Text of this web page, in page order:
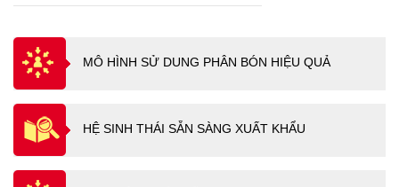
MÔ HÌNH SỬ DUNG PHÂN BÓN HIỆU QUẢ
HỆ SINH THÁI SẴN SÀNG XUẤT KHẨU